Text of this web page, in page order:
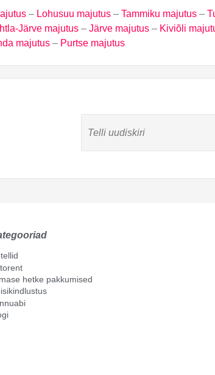
– Lohusuu majutus – Tammiku majutus –
Järve majutus – Järve majutus – Kiviõli
majutus – Purtse majutus
hetke pakkumised